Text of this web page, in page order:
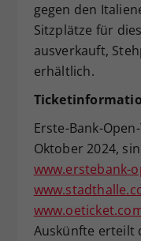
gegen den
Sitzplätze für
ausverkauft,
erhältlich.
Erste-Bank-
Oktober 2024,
www.erstebank-
Auskünfte erteilt